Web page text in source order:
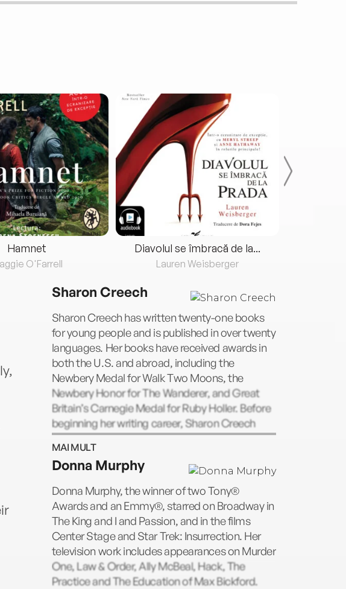
Hamnet
O'Farrell
Diavolul se îmbracă de la...
Lauren Weisberger
Sharon Creech
Sharon Creech has written twenty-one books
for young people and is published in over twenty
languages. Her books have received awards in
both the U.S. and abroad, including the
Newbery Medal for Walk Two Moons, the
Newbery Honor for The Wanderer, and Great
Britain’s Carnegie Medal for Ruby Holler. Before
beginning her writing career, Sharon Creech
taught English for fifteen years in England and
Switzerland. She and her husband now live in
Maine, “lured there by our grandchildren,”
Creech says. www.sharoncreech.com
MAI MULT
Donna Murphy
Donna Murphy, the winner of two Tony®
Awards and an Emmy®, starred on Broadway in
The King and I and Passion, and in the films
Center Stage and Star Trek: Insurrection. Her
television work includes appearances on Murder
One, Law & Order, Ally McBeal, Hack, The
Practice and The Education of Max Bickford.